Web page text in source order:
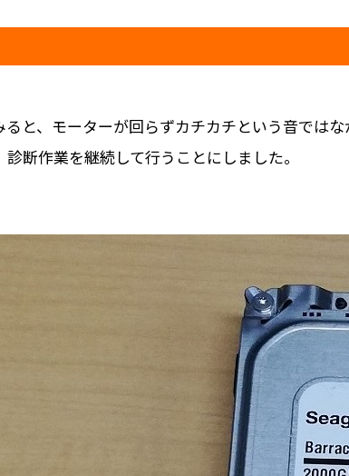
ると、モーターが回らずカチカチという音では
断作業を継続して行うことにしました。